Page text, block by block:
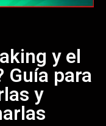
y el
Guía para
y